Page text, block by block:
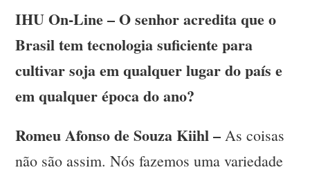
IHU On-Line – O senhor acredita que o
Brasil tem tecnologia suficiente para
cultivar soja em qualquer lugar do país e
em qualquer época do ano?
Romeu Afonso de Souza Kiihl – As coisas
não são assim. Nós fazemos uma variedade